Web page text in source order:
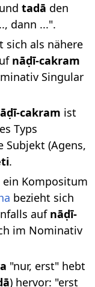
tadā den
dann ...".
sich als nähere
nāḍī-cakram
Singular
cakram ist
Typs
Subjekt (Agens,
.
ein Kompositum
bezieht sich
auf nāḍī-
im Nominativ
"nur, erst" hebt
) hervor: "erst